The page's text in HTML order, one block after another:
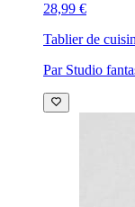
28,99 €
Tablier de
Par Studio